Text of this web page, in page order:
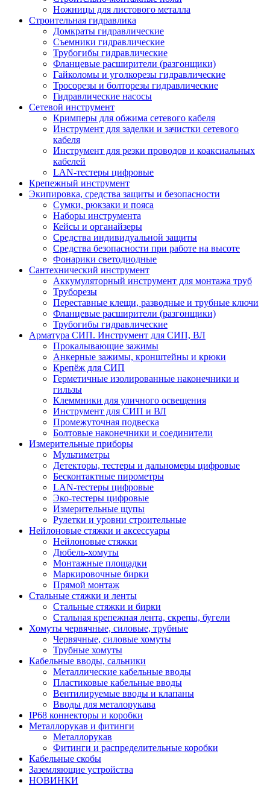
Ножницы для листового металла
Строительная гидравлика
Домкраты гидравлические
Съемники гидравлические
Трубогибы гидравлические
Фланцевые расширители (разгонщики)
Гайколомы и уголкорезы гидравлические
Тросорезы и болторезы гидравлические
Гидравлические насосы
Сетевой инструмент
Кримперы для обжима сетевого кабеля
Инструмент для заделки и зачистки сетевого
кабеля
Инструмент для резки проводов и коаксиальных
кабелей
LAN-тестеры цифровые
Крепежный инструмент
Экипировка, средства защиты и безопасности
Сумки, рюкзаки и пояса
Наборы инструмента
Кейсы и органайзеры
Средства индивидуальной защиты
Средства безопасности при работе на высоте
Фонарики светодиодные
Сантехнический инструмент
Аккумуляторный инструмент для монтажа труб
Труборезы
Переставные клещи, разводные и трубные ключи
Фланцевые расширители (разгонщики)
Трубогибы гидравлические
Арматура СИП. Инструмент для СИП, ВЛ
Прокалывающие зажимы
Анкерные зажимы, кронштейны и крюки
Крепёж для СИП
Герметичные изолированные наконечники и
гильзы
Клеммники для уличного освещения
Инструмент для СИП и ВЛ
Промежуточная подвеска
Болтовые наконечники и соединители
Измерительные приборы
Мультиметры
Детекторы, тестеры и дальномеры цифровые
Бесконтактные пирометры
LAN-тестеры цифровые
Эко-тестеры цифровые
Измерительные щупы
Рулетки и уровни строительные
Нейлоновые стяжки и аксессуары
Нейлоновые стяжки
Дюбель-хомуты
Монтажные площадки
Маркировочные бирки
Прямой монтаж
Стальные стяжки и ленты
Стальные стяжки и бирки
Стальная крепежная лента, скрепы, бугели
Хомуты червячные, силовые, трубные
Червячные, силовые хомуты
Трубные хомуты
Кабельные вводы, сальники
Металлические кабельные вводы
Пластиковые кабельные вводы
Вентилируемые вводы и клапаны
Вводы для металорукава
IP68 коннекторы и коробки
Металлорукав и фитинги
Металлорукав
Фитинги и распределительные коробки
Кабельные скобы
Заземляющие устройства
НОВИНКИ